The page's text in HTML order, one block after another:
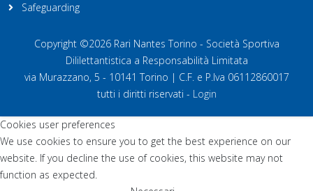
Safeguarding
Copyright ©2026 Rari Nantes Torino - Società Sportiva
Dililettantistica a Responsabilità Limitata
via Murazzano, 5 - 10141 Torino | C.F. e P.Iva 06112860017
tutti i diritti riservati - Login
Cookies user preferences
We use cookies to ensure you to get the best experience on our
website. If you decline the use of cookies, this website may not
function as expected.